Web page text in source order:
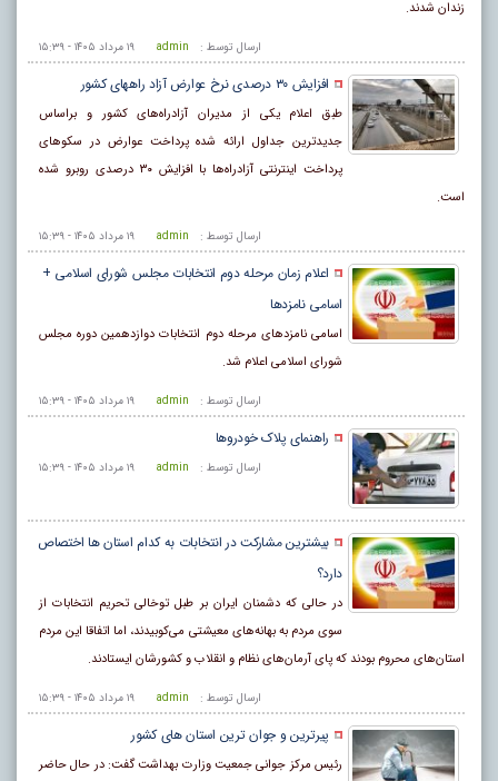
زندان شدند.
۱۹ مرداد ۱۴۰۵ - ۱۵:۳۹ ارسال توسط : admin
افزایش ۳۰ درصدی نرخ عوارض آزاد راههای کشور
طبق اعلام یکی از مدیران آزادراه‌های کشور و براساس
جدیدترین جداول ارائه شده پرداخت عوارض در سکوهای
پرداخت اینترنتی آزادراه‌ها با افزایش ۳۰ درصدی روبرو شده
است.
۱۹ مرداد ۱۴۰۵ - ۱۵:۳۹ ارسال توسط : admin
اعلام زمان مرحله دوم انتخابات مجلس شورای اسلامی +
اسامی نامزدها
اسامی نامزدهای مرحله دوم انتخابات دوازدهمین دوره مجلس
شورای اسلامی اعلام شد.
۱۹ مرداد ۱۴۰۵ - ۱۵:۳۹ ارسال توسط : admin
راهنمای پلاک خودروها
۱۹ مرداد ۱۴۰۵ - ۱۵:۳۹ ارسال توسط : admin
بیشترین مشارکت در انتخابات به کدام استان ها اختصاص
دارد؟
در حالی که دشمنان ایران بر طبل توخالی تحریم انتخابات از
سوی مردم به بهانه‌های معیشتی می‌کوبیدند، اما اتفاقا این مردم
استان‌های محروم بودند که پای آرمان‌های نظام و انقلاب و کشورشان ایستادند.
۱۹ مرداد ۱۴۰۵ - ۱۵:۳۹ ارسال توسط : admin
پیرترین و جوان ترین استان های کشور
رئیس مرکز جوانی جمعیت وزارت بهداشت گفت: در حال حاضر